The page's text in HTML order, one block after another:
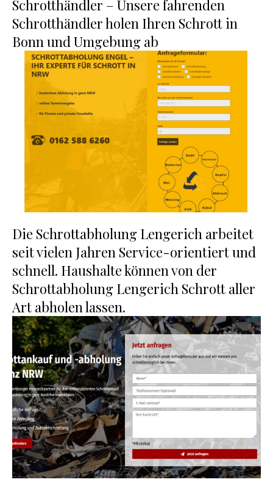
Schrotthändler – Unsere fahrenden
Schrotthändler holen Ihren Schrott in
Bonn und Umgebung ab
Die Schrottabholung Lengerich arbeitet
seit vielen Jahren Service-orientiert und
schnell. Haushalte können von der
Schrottabholung Lengerich Schrott aller
Art abholen lassen.